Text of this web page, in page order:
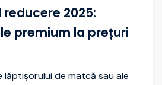
2025:
premium la prețuri
lăptișorului de matcă sau ale